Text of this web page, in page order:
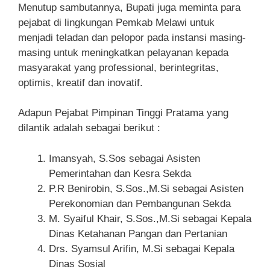
Menutup sambutannya, Bupati juga meminta para
pejabat di lingkungan Pemkab Melawi untuk
menjadi teladan dan pelopor pada instansi masing-
masing untuk meningkatkan pelayanan kepada
masyarakat yang professional, berintegritas,
optimis, kreatif dan inovatif.
Adapun Pejabat Pimpinan Tinggi Pratama yang
dilantik adalah sebagai berikut :
Imansyah, S.Sos sebagai Asisten
Pemerintahan dan Kesra Sekda
P.R Benirobin, S.Sos.,M.Si sebagai Asisten
Perekonomian dan Pembangunan Sekda
M. Syaiful Khair, S.Sos.,M.Si sebagai Kepala
Dinas Ketahanan Pangan dan Pertanian
Drs. Syamsul Arifin, M.Si sebagai Kepala
Dinas Sosial